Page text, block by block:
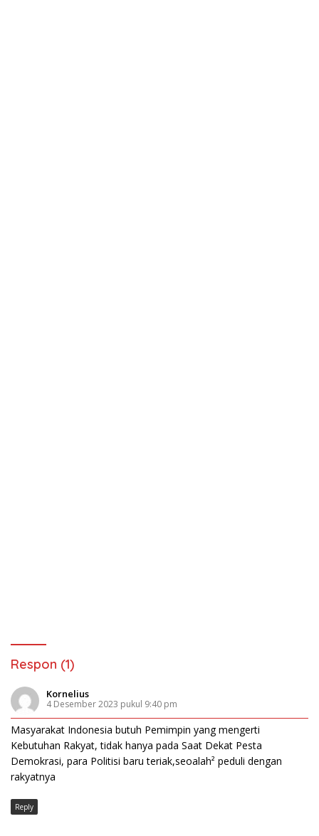
Respon (1)
Kornelius
4 Desember 2023 pukul 9:40 pm
Masyarakat Indonesia butuh Pemimpin yang mengerti
Kebutuhan Rakyat, tidak hanya pada Saat Dekat Pesta
Demokrasi, para Politisi baru teriak,seoalah² peduli dengan
rakyatnya
Reply